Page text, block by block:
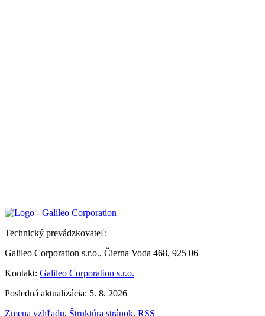
Technický prevádzkovateľ:
Galileo Corporation s.r.o., Čierna Voda 468, 925 06
Kontakt: Galileo Corporation s.r.o.
Posledná aktualizácia: 5. 8. 2026
Zmena vzhľadu, Štruktúra stránok, RSS